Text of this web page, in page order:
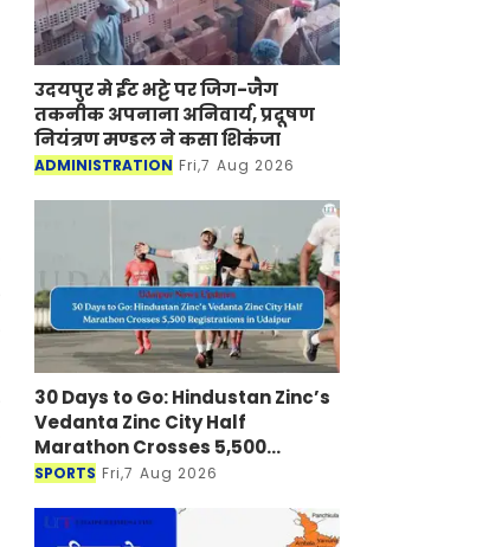
उदयपुर मे ईंट भट्टे पर जिग-जैग
तकनीक अपनाना अनिवार्य, प्रदूषण
नियंत्रण मण्डल ने कसा शिकंजा
ADMINISTRATION Fri,7 Aug 2026
30 Days to Go: Hindustan Zinc’s
Vedanta Zinc City Half
Marathon Crosses 5,500
Registrations in Udaipur
SPORTS Fri,7 Aug 2026